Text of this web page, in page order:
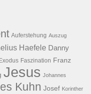
Auferstehung Auszug
Haefele Danny
Exodus Faszination Franz
Jesus Johannes
Kuhn Josef Korinther